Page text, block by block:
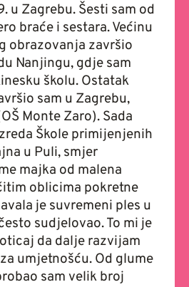
u Zagrebu. Šesti sam od
braće i sestara. Većinu
obrazovanja završio
Nanjingu, gdje sam
školu. Ostatak
sam u Zagrebu,
Monte Zaro). Sada
Škole primijenjenih
u Puli, smjer
majka od malena
oblicima pokretne
je suvremeni ples u
sudjelovao. To mi je
da dalje razvijam
umjetnošću. Od glume
sam velik broj